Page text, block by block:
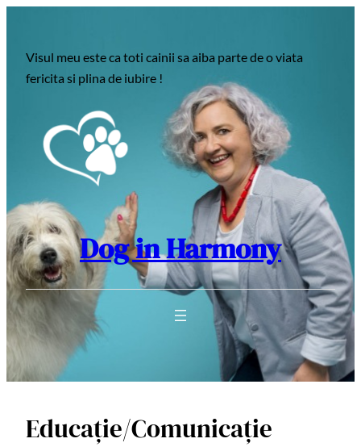
conținut
Visul meu este ca toti cainii sa aiba parte de o viata
fericita si plina de iubire !
Dog in Harmony
Educație/Comunicație